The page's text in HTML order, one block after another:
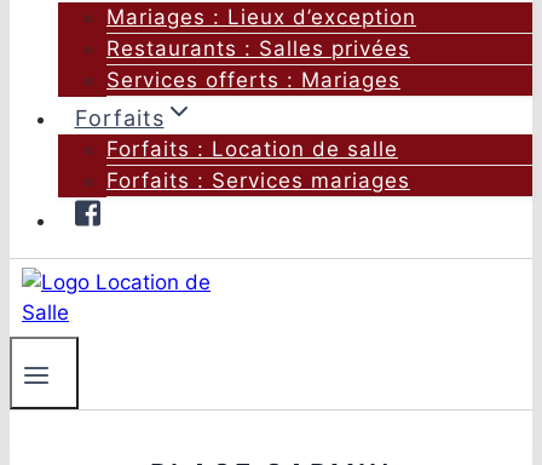
Mariages : Lieux d’exception
Restaurants : Salles privées
Services offerts : Mariages
Forfaits
Forfaits : Location de salle
Forfaits : Services mariages